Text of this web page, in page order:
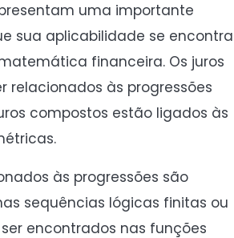
uma importante
sua aplicabilidade se encontra
financeira. Os juros
relacionados às progressões
compostos estão ligados às
às progressões são
sequências lógicas finitas ou
encontrados nas funções